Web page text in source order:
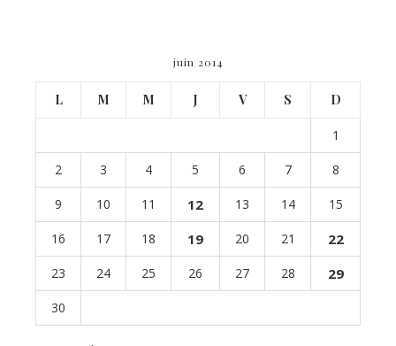
juin 2014
L M M J V S D
1
2 3 4 5 6 7 8
9 10 11 12 13 14 15
16 17 18 19 20 21 22
23 24 25 26 27 28 29
30